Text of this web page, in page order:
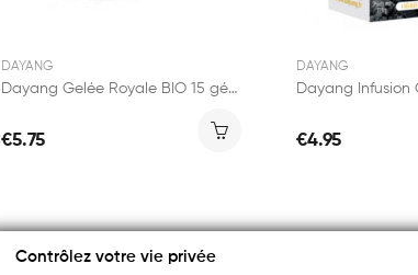
DAYANG
Dayang Gelée Royale BIO 15 gélules
€5.75
DAYANG
€4.95
Contrôlez votre vie privée